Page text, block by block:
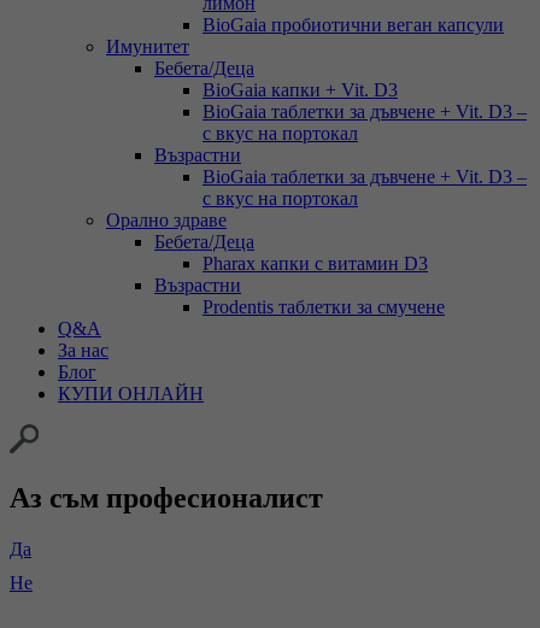
BioGaia пробиотични веган капсули
Имунитет
Бебета/Деца
BioGaia капки + Vit. D3
BioGaia таблетки за дъвчене + Vit. D3 –
с вкус на портокал
Възрастни
BioGaia таблетки за дъвчене + Vit. D3 –
с вкус на портокал
Орално здраве
Бебета/Деца
Pharax капки с витамин D3
Възрастни
Prodentis таблетки за смучене
Q&A
За нас
Блог
КУПИ ОНЛАЙН
Аз съм професионалист
Да
Не